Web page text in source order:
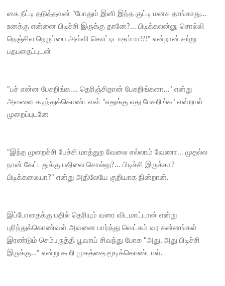
கை நீட்டி தடுத்தவன் "போதும் இனி இந்த குட்டி மனசு தாங்காது...
உனக்கு என்னை பிடிச்சி இருக்கு தானே?... பிடிக்கலன்னு சொல்லி
நெஞ்சில நெருப்பை அள்ளி கொட்டிடாதம்மா!?!" என்றான் சற்று
பதபதைப்புடன்
"பச் என்ன பேசுறிங்க…. தெரிஞ்சிதான் பேசுறிங்களா…" என்று
அவனை கடிந்துக்கொண்டவள் "எதுக்கு எது பேசுறிங்க" என்றாள்
முறைப்புடனே
"இந்த முறைச்சி பேச்சி மாத்துற வேலை எல்லாம் வேணா... முதல்ல
நான் கேட்டதுக்கு பதிலை சொல்லு?... பிடிச்சி இருக்கா?
பிடிக்கலையா?" என்று அதிலேயே குறியாக நின்றான்.
இப்போதைக்கு பதில் தெரியும் வரை விடமாட்டான் என்று
புரிந்துக்கொண்வள் அவனை பார்த்து வெட்கம் வர கன்னங்கள்
இரண்டும் செம்பருத்தி பூவாய் சிவந்து போக "அது, அது பிடிச்சி
இருக்கு…" என்று கூறி முகத்தை மூடிக்கொண்டாள்.